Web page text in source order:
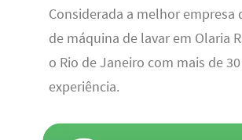
Considerada a melhor empresa
de máquina de lavar em Olaria
o Rio de Janeiro com mais de
experiência.